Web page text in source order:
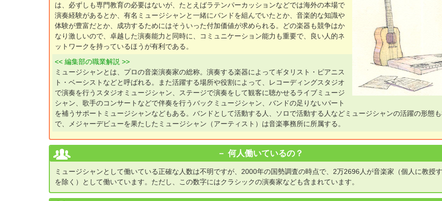
は、必ずしも専門教育の必要はないが、たとえばラテンパーカッションなどでは海外の本場で
演奏経験があるとか、有名ミュージシャンと一緒にバンドを組んでいたとか、音楽的な知識や
体験が豊富だとか、成功するためにはそういった付加価値が求められる。どの楽器も競争はか
なり激しいので、卓越した演奏能力と同時に、コミュニケーション能力も重要で、良い人的ネ
ットワークを持っているほうが有利である。
<< 編集部の職業解説 >>
ミュージシャンとは、プロの音楽演奏家の総称。演奏する楽器によってギタリスト・ピアニス
ト・ベーシストなどと呼ばれる。また活躍する場所や役割によって、レコーディングスタジオ
で演奏を行うスタジオミュージシャン、ステージで演奏をして観客に聴かせるライブミュージ
シャン、歌手のコンサートなどで伴奏を行うバックミュージシャン、バンドの足りないパート
を補うサポートミュージシャンなどもある。バンドとして活動する人、ソロで活動する人などミュージシャンの活躍の形態
で、メジャーデビューを果たしたミュージシャン（アーティスト）は音楽事務所に所属する。
何人働いているの？
ミュージシャンとして働いている正確な人数は不明ですが、2000年の国勢調査の時点で、2万2696人が音楽家（個人に教授
を除く）として働いています。ただし、この数字にはクラシックの演奏家なども含まれています。